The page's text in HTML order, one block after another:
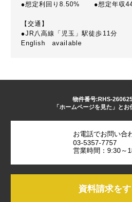
●想定利回り8.50% ●想定年収
【交通】
●JR八高線「児玉」駅徒歩11分
English available
物件番号:RHS-
「ホームページを見た」とお
お電話でお問い合
03-5357-7757
営業時間：9:30～
資料請求を